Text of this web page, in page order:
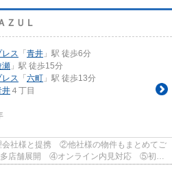
ＺＵＬ
ス 「 青井 」駅 徒歩6分
瀬 」駅 徒歩15分
ス 「 六町 」駅 徒歩13分
井 ４丁目
会社様と提携 ②他社様の物件もまとめてご
店舗展開 ④オンライン内見対応 ⑤初期